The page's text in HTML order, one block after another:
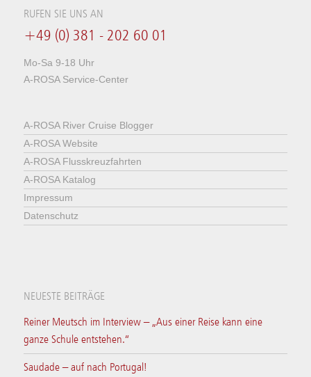
RUFEN SIE UNS AN
+49 (0) 381 - 202 60 01
Mo-Sa 9-18 Uhr
A-ROSA Service-Center
A-ROSA River Cruise Blogger
A-ROSA Website
A-ROSA Flusskreuzfahrten
A-ROSA Katalog
Impressum
Datenschutz
NEUESTE BEITRÄGE
Reiner Meutsch im Interview – „Aus einer Reise kann eine
ganze Schule entstehen.“
Saudade – auf nach Portugal!